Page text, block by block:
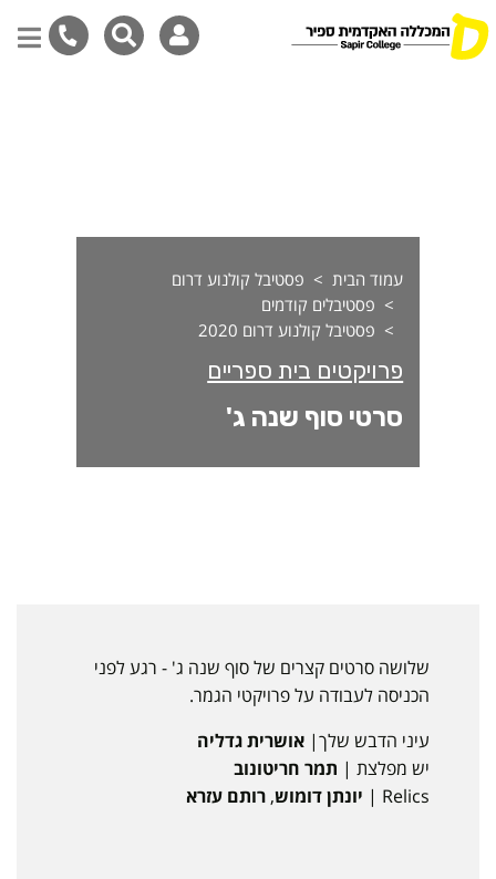
עמוד הבית
פסטיבל קולנוע דרום
פסטיבלים קודמים
פסטיבל קולנוע דרום 2020
פרויקטים בית ספריים
סרטי סוף שנה ג'
שלושה סרטים קצרים של סוף שנה ג' - רגע לפני
הכניסה לעבודה על פרויקטי הגמר.
עיני הדבש שלך| אושרית גדליה
יש מפלצת | תמר חריטונוב
Relics |
יונתן דומוש, רותם עזרא